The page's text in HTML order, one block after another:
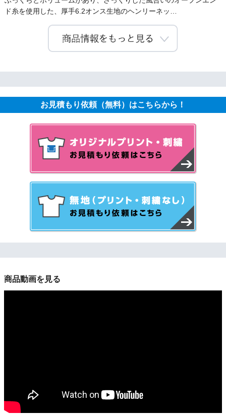
ド糸を使用した、厚手6.2オンス生地のヘンリーネッ…
お見積もり依頼（無料）はこちらから！
商品動画を見る